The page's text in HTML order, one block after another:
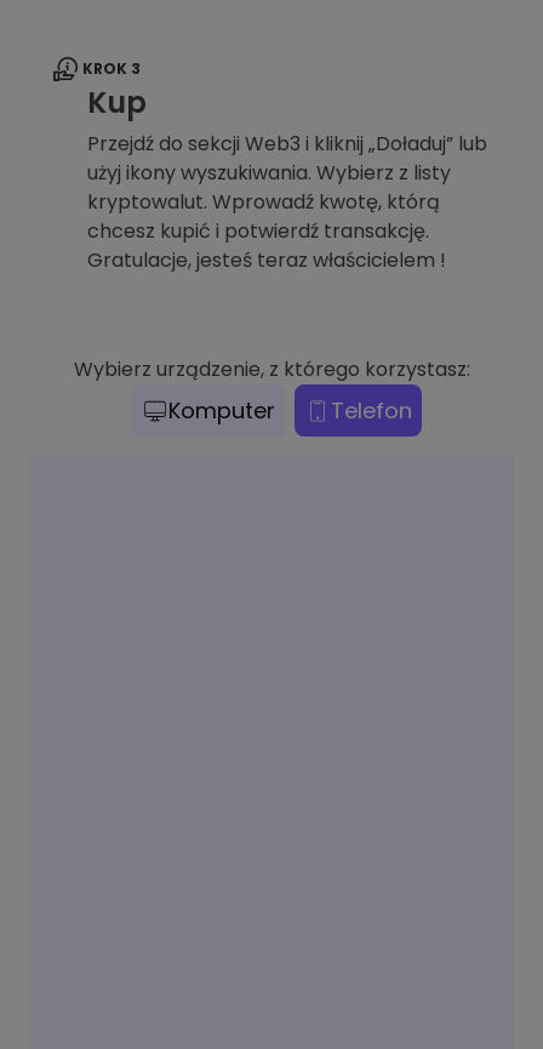
KROK 3
Kup
Przejdź do sekcji Web3 i kliknij „Doładuj” lub
użyj ikony wyszukiwania. Wybierz z listy
kryptowalut. Wprowadź kwotę, którą
chcesz kupić i potwierdź transakcję.
Gratulacje, jesteś teraz właścicielem !
Wybierz urządzenie, z którego korzystasz:
Komputer Telefon